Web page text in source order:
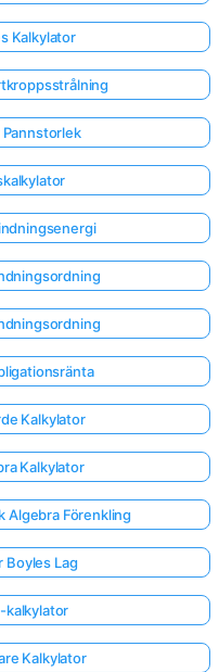
Kalkylator
Kalkylator
Kalkylator
Algebra Förenkling
Boyles Lag
kalkylator
Kalkylator